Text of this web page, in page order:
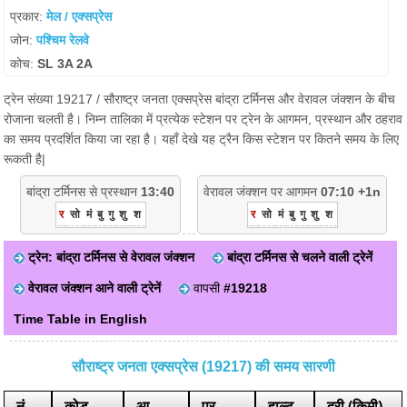
प्रकार:मेल / एक्सप्रेस
जोन:पश्चिम रेलवे
कोच:SL 3A 2A
ट्रेन संख्या 19217 / सौराष्ट्र जनता एक्सप्रेस बांद्रा टर्मिनस और वेरावल जंक्शन के बीच
रोजाना चलती है। निम्न तालिका में प्रत्येक स्टेशन पर ट्रेन के आगमन, प्रस्थान और ठहराव
का समय प्रदर्शित किया जा रहा है। यहाँ देखे यह ट्रैन किस स्टेशन पर कितने समय के लिए
रूकती है|
बांद्रा टर्मिनस से प्रस्थान 13:40
र सो मं बु गु शु श
वेरावल जंक्शन पर आगमन 07:10 +1n
र सो मं बु गु शु श
ट्रेन: बांद्रा टर्मिनस से वेरावल जंक्शन बांद्रा टर्मिनस से चलने वाली ट्रेनें
वेरावल जंक्शन आने वाली ट्रेनें वापसी#19218
Time Table in English
सौराष्ट्र जनता एक्सप्रेस (19217) की समय सारणी